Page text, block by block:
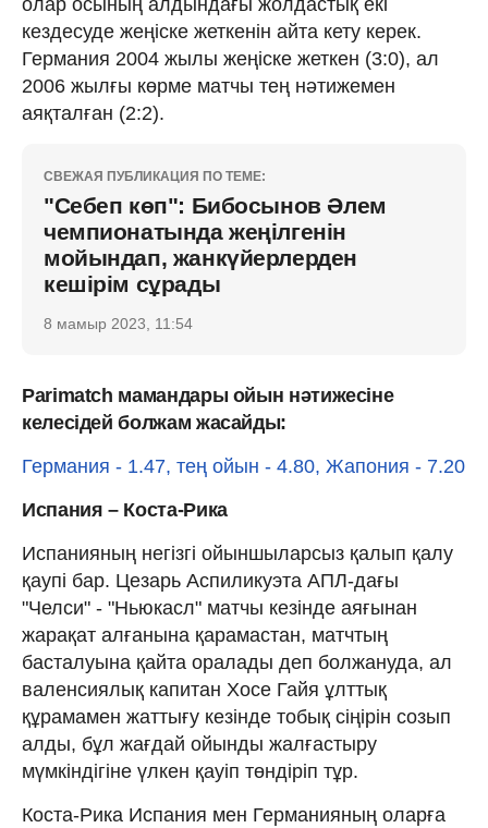
кездесуде жеңіске жеткенін айта кету керек.
Германия 2004 жылы жеңіске жеткен (3:0), ал
2006 жылғы көрме матчы тең нәтижемен
аяқталған (2:2).
СВЕЖАЯ ПУБЛИКАЦИЯ ПО ТЕМЕ:
"Себеп көп": Бибосынов Әлем
чемпионатында жеңілгенін
мойындап, жанкүйерлерден
кешірім сұрады
8 мамыр 2023, 11:54
Parimatch мамандары ойын нәтижесіне
келесідей болжам жасайды:
Германия - 1.47, тең ойын - 4.80, Жапония - 7.20
Испания – Коста-Рика
Испанияның негізгі ойыншыларсыз қалып қалу
қаупі бар. Цезарь Аспиликуэта АПЛ-дағы
"Челси" - "Ньюкасл" матчы кезінде аяғынан
жарақат алғанына қарамастан, матчтың
басталуына қайта оралады деп болжануда, ал
валенсиялық капитан Хосе Гайя ұлттық
құрамамен жаттығу кезінде тобық сіңірін созып
алды, бұл жағдай ойынды жалғастыру
мүмкіндігіне үлкен қауіп төндіріп тұр.
Коста-Рика Испания мен Германияның оларға